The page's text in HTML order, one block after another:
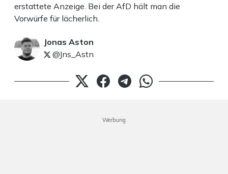
erstattete Anzeige. Bei der AfD hält man die
Vorwürfe für lächerlich.
Jonas Aston
@Jns_Astn
Werbung